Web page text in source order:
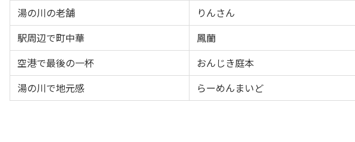
湯の川の老舗
りんさん
駅周辺で町中華
鳳蘭
空港で最後の一杯
おんじき庭本
湯の川で地元感
らーめんまいど